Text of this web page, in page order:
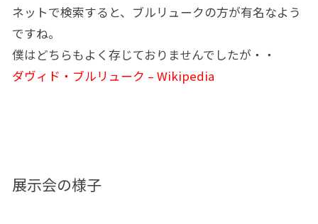
ネットで検索すると、ブルリュークの方が有名なよう
ですね。
僕はどちらもよく存じておりませんでしたが・・
ダヴィド・ブルリューク – Wikipedia
展示会の様子